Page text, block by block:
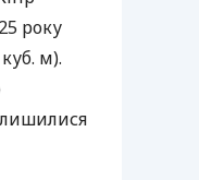
року
м).